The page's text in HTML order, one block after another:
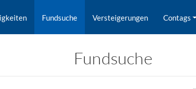
Fundsuche Versteigerungen Contags
Fundsuche